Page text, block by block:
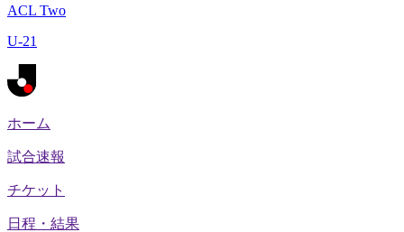
ACL Two
U-21
ホーム
試合速報
チケット
日程・結果